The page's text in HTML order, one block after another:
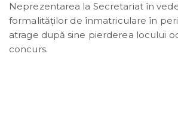
Neprezentarea la Secretariat în
formalităților de înmatriculare în
atrage după sine pierderea locului
concurs.